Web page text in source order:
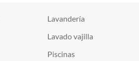
Lavandería
Lavado vajilla
Piscinas